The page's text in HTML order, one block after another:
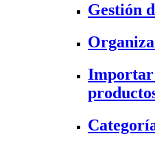
Gestión